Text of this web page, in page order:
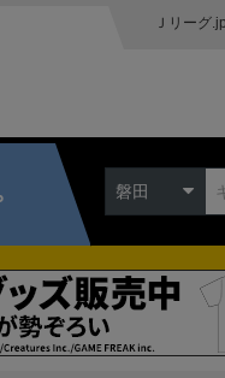
Ｊリーグ.jp
磐田